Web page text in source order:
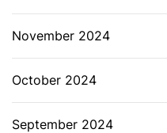
November 2024
October 2024
September 2024